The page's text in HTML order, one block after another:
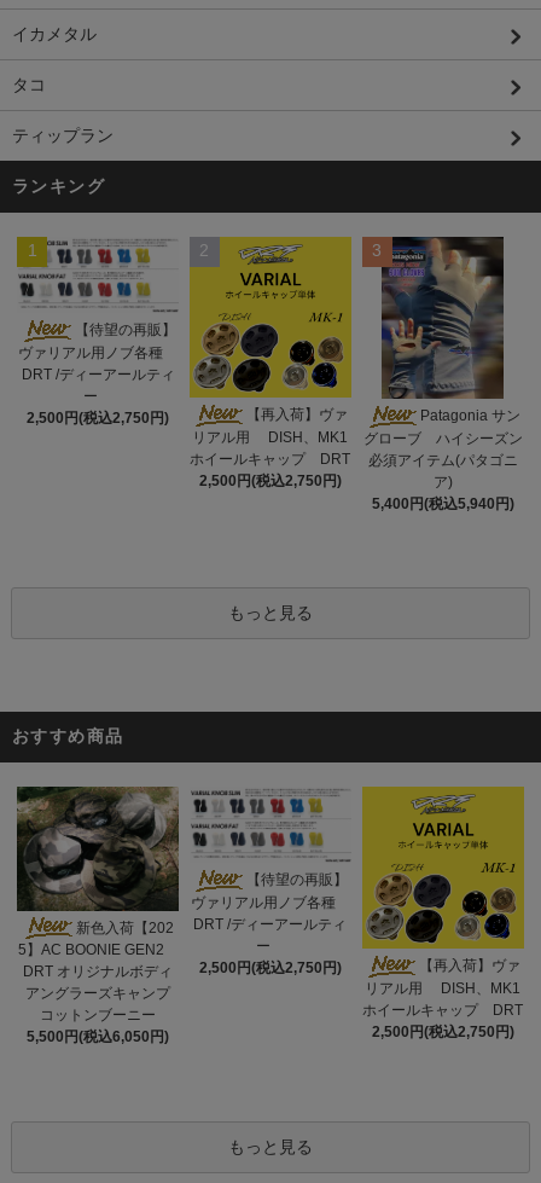
イカメタル
タコ
ティップラン
ランキング
1
【待望の再販】
ヴァリアル用ノブ各種
DRT /ディーアールティ
ー
2,500円(税込2,750円)
2
【再入荷】ヴァ
リアル用 DISH、MK1
ホイールキャップ DRT
2,500円(税込2,750円)
3
Patagonia サン
グローブ ハイシーズン
必須アイテム(パタゴニ
ア)
5,400円(税込5,940円)
もっと見る
おすすめ商品
新色入荷【202
5】AC BOONIE GEN2
DRT オリジナルボディ
アングラーズキャンプ
コットンブーニー
5,500円(税込6,050円)
【待望の再販】
ヴァリアル用ノブ各種
DRT /ディーアールティ
ー
2,500円(税込2,750円)
【再入荷】ヴァ
リアル用 DISH、MK1
ホイールキャップ DRT
2,500円(税込2,750円)
もっと見る